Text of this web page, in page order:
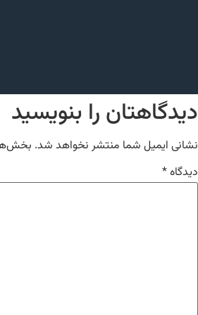
دیدگاهتان را بنویسید
نشانی ایمیل شما منتشر نخواهد شد.
دیدگاه*